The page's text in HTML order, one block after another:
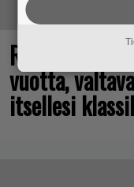
Rakastettu
vuotta,
itsellesi